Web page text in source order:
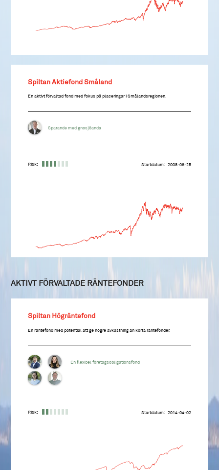
Spiltan Aktiefond Småland
En aktivt förvaltad fond med fokus på placeringar i Smålandsregionen.
Sparande med gnosjöanda
Risk: Startdatum 2008-06-25
AKTIVT FÖRVALTADE RÄNTEFONDER
Spiltan Högräntefond
En räntefond med potential att ge högre avkastning än korta räntefonder.
En flexibel företagsobligationsfond
Risk: Startdatum 2014-04-02